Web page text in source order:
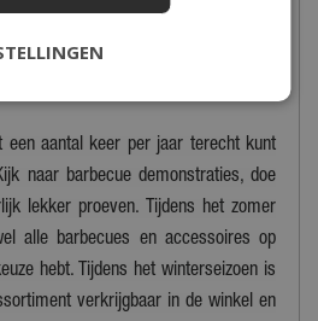
receptenboek of een mooie BBQ
De Boet ook zeker slagen. Kom snel
aantal keer per jaar terecht kunt
naar barbecue demonstraties, doe
lekker proeven. Tijdens het zomer
alle barbecues en accessoires op
hebt. Tijdens het winterseizoen is
verkrijgbaar in de winkel en